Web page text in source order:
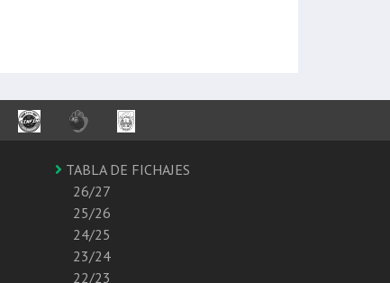
TABLA DE FICHAJES
26/27
25/26
24/25
23/24
22/23